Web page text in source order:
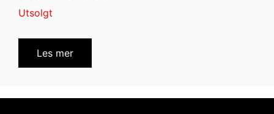
Utsolgt
Les mer